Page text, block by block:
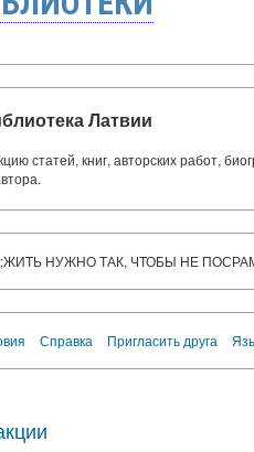
Латвии
статей, книг, авторских работ,
НУЖНО ТАК, ЧТОБЫ НЕ
Справка Пригласить друга